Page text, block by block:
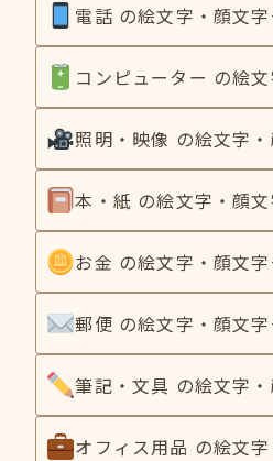
電話 の絵文字・顔文
コンピューター の絵
照明・映像 の絵文字
本・紙 の絵文字・顔
お金 の絵文字・顔文
郵便 の絵文字・顔文
筆記・文具 の絵文字
オフィス用品 の絵文